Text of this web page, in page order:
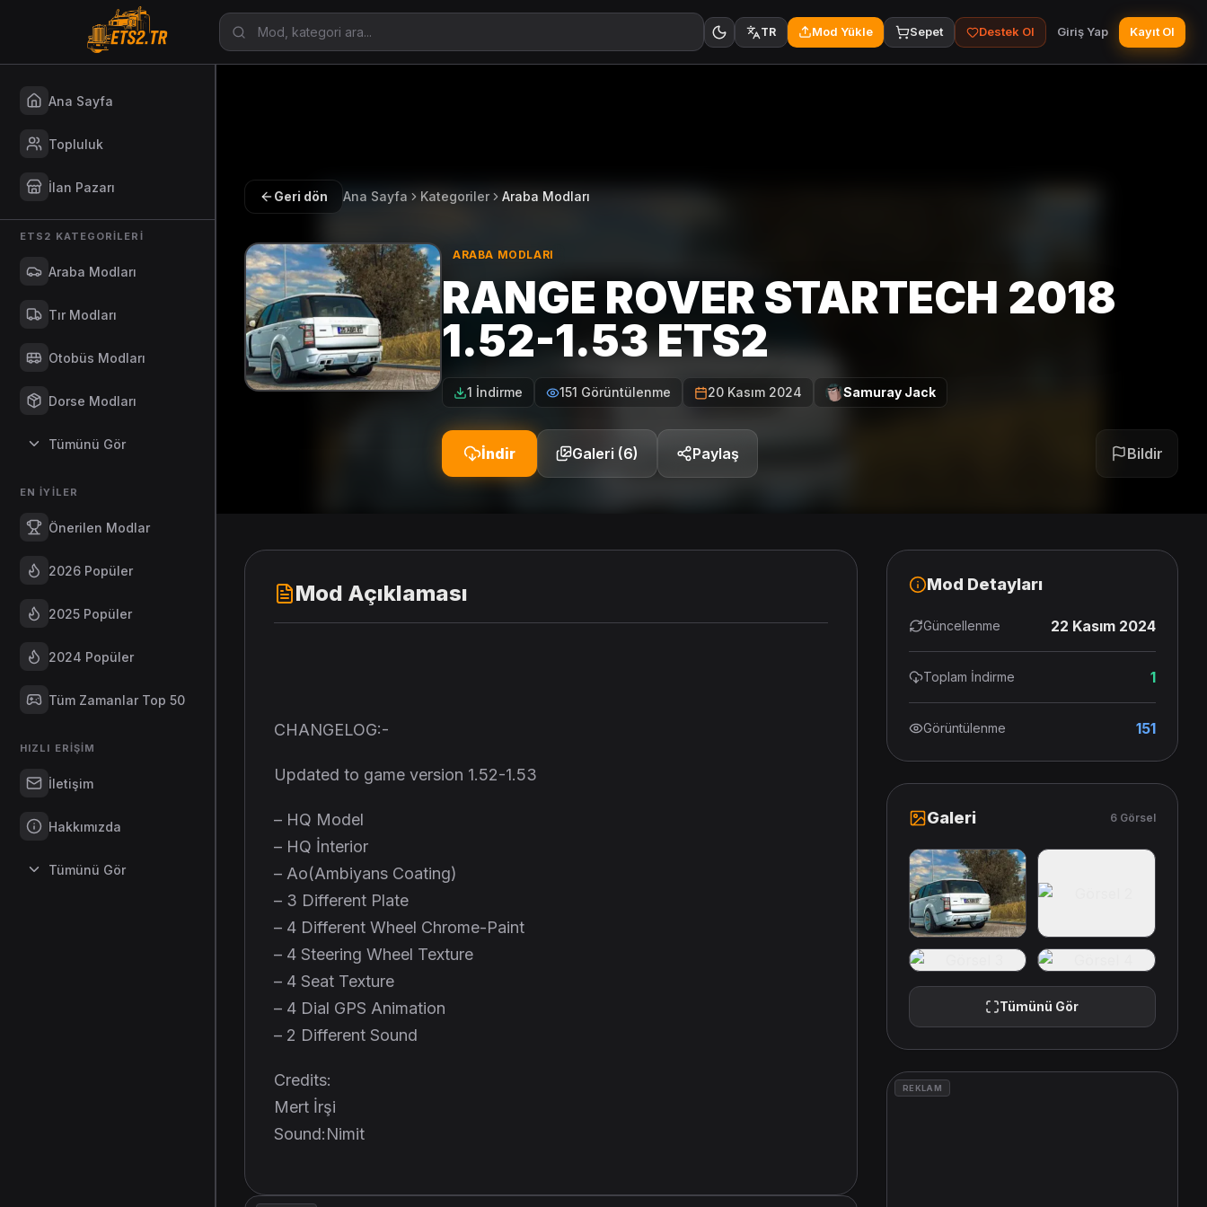
TR Mod Yükle Sepet Destek Ol Giriş Yap Kayıt Ol
Ana Sayfa
Topluluk
İlan Pazarı
ETS2 KATEGORILERI
Araba Modları
Tır Modları
Otobüs Modları
Dorse Modları
Tümünü Gör
EN İYILER
Önerilen Modlar
2026 Popüler
2025 Popüler
2024 Popüler
Tüm Zamanlar Top 50
HIZLI ERIŞIM
İletişim
Hakkımızda
Tümünü Gör
Geri dön Ana Sayfa Kategoriler Araba Modları
ARABA MODLARI
RANGE ROVER STARTECH 2018
1.52-1.53 ETS2
1 İndirme 151 Görüntülenme 20 Kasım 2024 Samuray Jack
İndir Galeri (6) Paylaş Bildir
Mod Açıklaması
CHANGELOG:-
Updated to game version 1.52-1.53
– HQ Model
– HQ İnterior
– Ao(Ambiyans Coating)
– 3 Different Plate
– 4 Different Wheel Chrome-Paint
– 4 Steering Wheel Texture
– 4 Seat Texture
– 4 Dial GPS Animation
– 2 Different Sound
Credits:
Mert İrşi
Sound:Nimit
Mod Detayları
Güncellenme 22 Kasım 2024
Toplam İndirme 1
Görüntülenme 151
Galeri 6 Görsel
+2
Tümünü Gör
REKLAM